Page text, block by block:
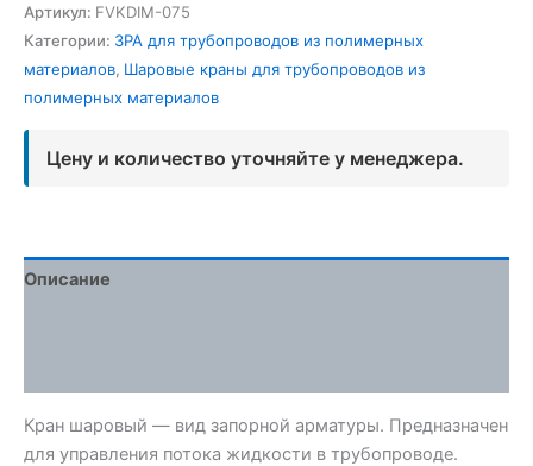
Артикул: FVKDIM-075
Категории: ЗРА для трубопроводов из полимерных
материалов, Шаровые краны для трубопроводов из
полимерных материалов
Цену и количество уточняйте у менеджера.
Описание
Кран шаровый — вид запорной арматуры. Предназначен
для управления потока жидкости в трубопроводе.